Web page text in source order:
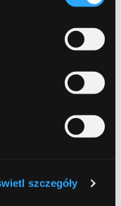
szczegóły
podczas pisania